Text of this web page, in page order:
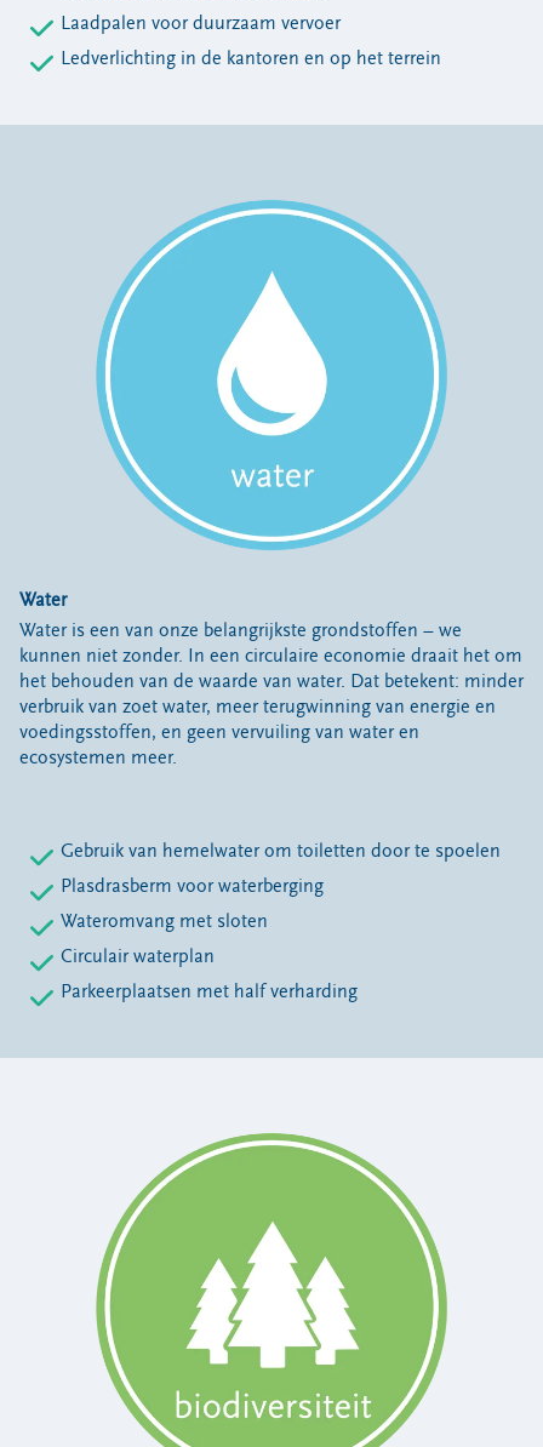
Laadpalen voor duurzaam vervoer
Ledverlichting in de kantoren en op het terrein
Water
Water is een van onze belangrijkste grondstoffen – we
kunnen niet zonder. In een circulaire economie draait het om
het behouden van de waarde van water. Dat betekent: minder
verbruik van zoet water, meer terugwinning van energie en
voedingsstoffen, en geen vervuiling van water en
ecosystemen meer.
Gebruik van hemelwater om toiletten door te spoelen
Plasdrasberm voor waterberging
Wateromvang met sloten
Circulair waterplan
Parkeerplaatsen met half verharding